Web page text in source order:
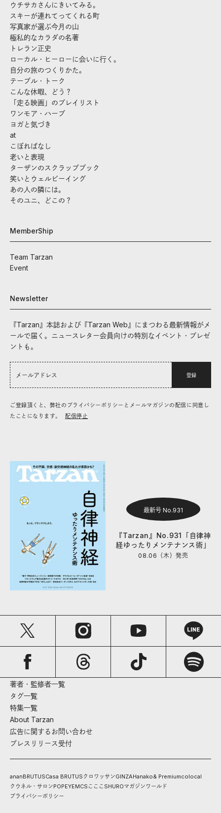
ウチサカさんにきいてみる。
スキーが連れてってくれる町
写真家が選ぶ今月の山
極私的なカラダの名著
トレラン正史
ローカル・ヒーローに会いに行く。
自分の旅のつくりかた。
テーブル・トーク
こんな休暇、どう？
「走る映画」のプレイリスト
ワンモア・ハーブ
ヨガと気づき
at
こぼればなし
老いと表現
ターザンのスクラップブック
笑いとウェルビーイング
あの人の隣には。
そのユニ、どこの？
MemberShip
Team Tarzan
Event
Newsletter
『Tarzan』本誌および『Tarzan Web』にまつわる最新情報がメ
ールで届く。ニュースレター会員向けの特別なイベント・プレゼ
ントも。
登録
ご登録頂くと、弊社のプライバシーポリシーとメールマガジンの配信に同意し
たことになります。
配信停止
最新号 No.931
『Tarzan』No.931「自律神
経ゆったりメンテナンス術」
08.06（木）発売
著者・監修者一覧
タグ一覧
特集一覧
About Tarzan
広告に関するお問い合わせ
プレスリリース受付
ananBRUTUSCasa BRUTUS クロワッサンGINZAHanako& Premiumcolocal
クウネル・サロンPOPEYEMCS こここ SHUROマガジンワールド
プライバシーポリシー